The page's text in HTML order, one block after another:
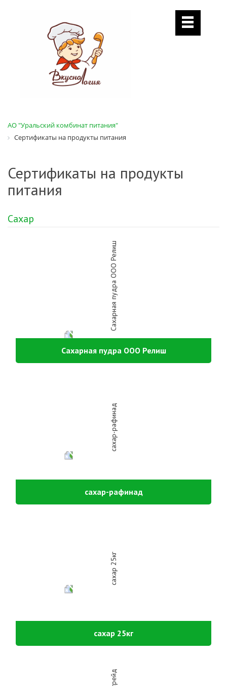
АО "Уральский комбинат питания"
Сертификаты на продукты питания
Сертификаты на продукты
питания
Сахар
Сахарная пудра ООО Релиш
сахар-рафинад
сахар 25кг